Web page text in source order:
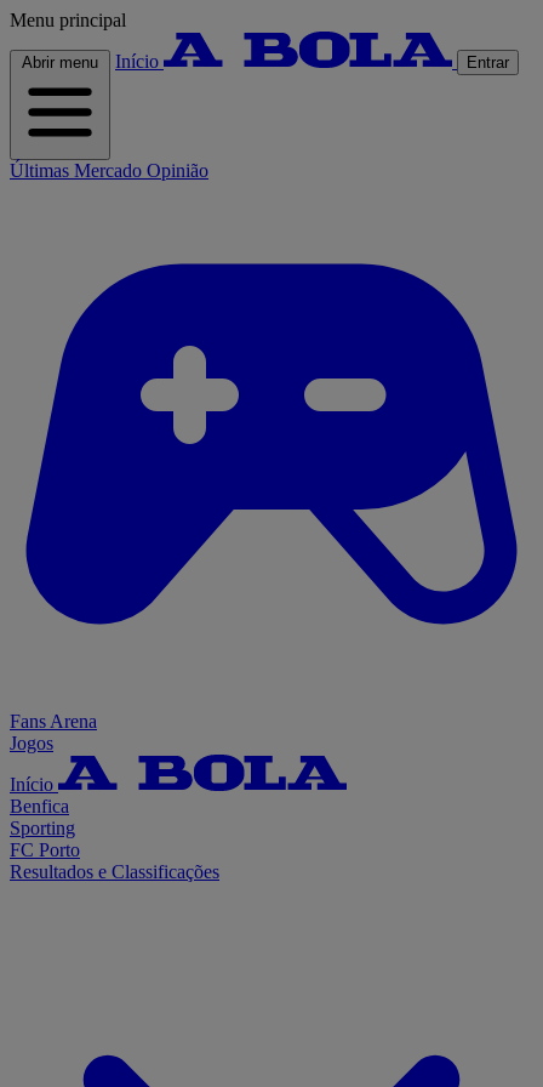
Menu principal
Abrir menu Início Entrar
Últimas Mercado Opinião
Fans Arena
Jogos
Início
Benfica
Sporting
FC Porto
Resultados e Classificações